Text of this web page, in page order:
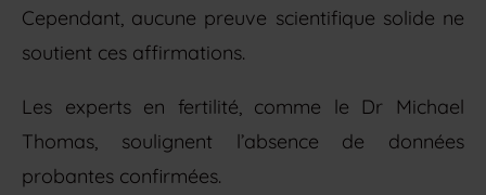
Cependant, aucune preuve scientifique solide ne
soutient ces affirmations.
Les experts en fertilité, comme le Dr Michael
Thomas, soulignent l’absence de données
probantes confirmées.